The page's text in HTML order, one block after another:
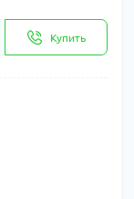
Купить